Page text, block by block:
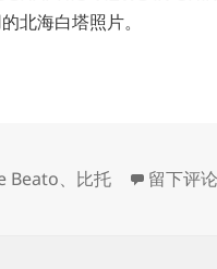
北海白塔照片。
Beato、 比托 于一张
留下评论